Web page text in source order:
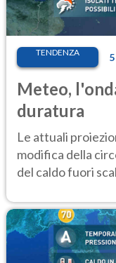
TENDENZA
Meteo,
duratura
Le attuali
modifica della
del caldo fuori